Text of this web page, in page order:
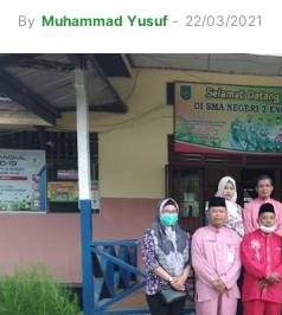
By Muhammad Yusuf - 22/03/2021